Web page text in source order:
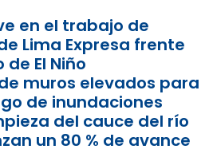
en el trabajo de
Lima Expresa frente
El Niño
muros elevados para
de inundaciones
del cauce del río
un 80 % de avance